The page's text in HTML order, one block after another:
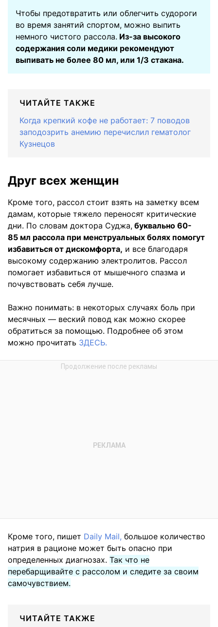
Чтобы предотвратить или облегчить судороги
во время занятий спортом, можно выпить
немного чистого рассола. Из-за высокого
содержания соли медики рекомендуют
выпивать не более 80 мл, или 1/3 стакана.
ЧИТАЙТЕ ТАКЖЕ
Когда крепкий кофе не работает: 7 поводов
заподозрить анемию перечислил гематолог
Кузнецов
Друг всех женщин
Кроме того, рассол стоит взять на заметку всем
дамам, которые тяжело переносят критические
дни. По словам доктора Суджа, буквально 60-
85 мл рассола при менструальных болях помогут
избавиться от дискомфорта, и все благодаря
высокому содержанию электролитов. Рассол
помогает избавиться от мышечного спазма и
почувствовать себя лучше.
Важно понимать: в некоторых случаях боль при
месячных — веский повод как можно скорее
обратиться за помощью. Подробнее об этом
можно прочитать ЗДЕСЬ.
Кроме того, пишет Daily Mail, большое количество
натрия в рационе может быть опасно при
определенных диагнозах. Так что не
перебарщивайте с рассолом и следите за своим
самочувствием.
ЧИТАЙТЕ ТАКЖЕ